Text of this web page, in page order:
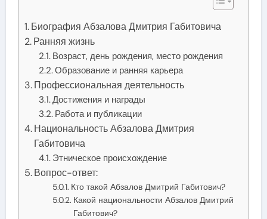
Биография Абзалова Дмитрия Габитовича
Ранняя жизнь
Возраст, день рождения, место рождения
Образование и ранняя карьера
Профессиональная деятельность
Достижения и награды
Работа и публикации
Национальность Абзалова Дмитрия
Габитовича
Этническое происхождение
Вопрос-ответ:
Кто такой Абзалов Дмитрий Габитович?
Какой национальности Абзалов Дмитрий
Габитович?